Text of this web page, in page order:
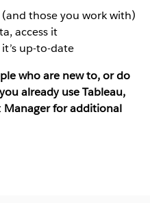
those you work with)
access it
up-to-date
who are new to, or do
already use Tableau,
Manager for additional